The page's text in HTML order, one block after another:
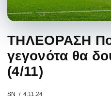
ΤΗΛΕΟΡΑΣΗ
γεγονότα θα
(4/11)
SN 4.11.24